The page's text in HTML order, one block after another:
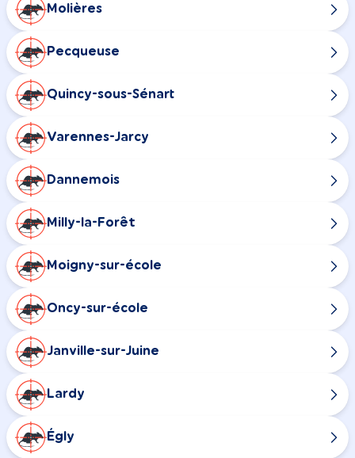
Molières
Pecqueuse
Quincy-sous-Sénart
Varennes-Jarcy
Dannemois
Milly-la-Forêt
Moigny-sur-école
Oncy-sur-école
Janville-sur-Juine
Lardy
Égly